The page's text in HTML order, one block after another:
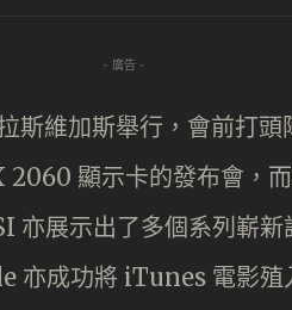
- 廣告 -
斯維加斯舉行，會前打
顯示卡的發布會，
展示出了多個系列嶄新
亦成功將 iTunes 電影殖